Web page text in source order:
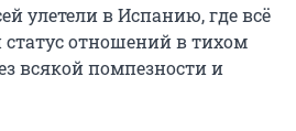
улетели в Испанию, где всё
отношений в тихом
всякой помпезности и